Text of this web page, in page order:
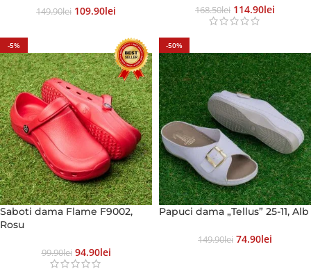
149.90Lei 109.90Lei 168.50Lei 114.90Lei
-5%
Saboti dama Flame F9002,
Rosu
99.90Lei 94.90Lei
-50%
Papuci dama „Tellus” 25-11, Alb
149.90Lei 74.90Lei